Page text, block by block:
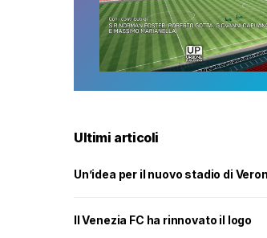
Ultimi articoli
Un’idea per il nuovo stadio di
Il Venezia FC ha rinnovato il logo